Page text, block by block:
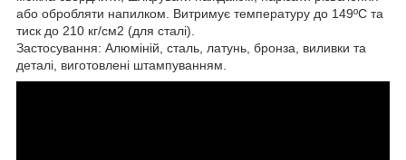
або обробляти напилком. Витримує температуру до 149ºС та
тиск до 210 кг/см2 (для сталі).
Застосування: Алюміній, сталь, латунь, бронза, виливки та
деталі, виготовлені штампуванням.